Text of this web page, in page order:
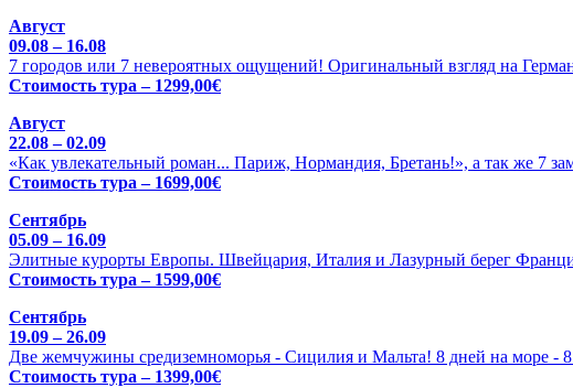
Август
09.08 – 16.08
7 городов или 7 невероятных ощущений! Оригинальный взгляд на
Стоимость тура – 1299,00€
Август
22.08 – 02.09
«Как увлекательный роман... Париж, Нормандия, Бретань!», а так же 7
Стоимость тура – 1699,00€
Сентябрь
05.09 – 16.09
Элитные курорты Европы. Швейцария, Италия и Лазурный берег
Стоимость тура – 1599,00€
Сентябрь
19.09 – 26.09
Две жемчужины средиземноморья - Сицилия и Мальта! 8 дней на море - 8
Стоимость тура – 1399,00€